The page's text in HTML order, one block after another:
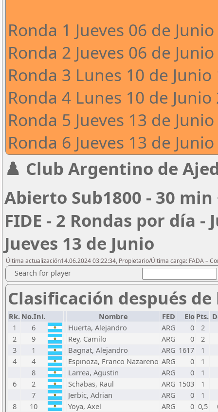
Ronda 1 Jueves 06 de
Ronda 2 Jueves 06 de
Ronda 3 Lunes 10 de Junio
Ronda 4 Lunes 10 de Junio
Ronda 5 Jueves 13 de
Ronda 6 Jueves 13 de
♟️ Club Argentino de
Abierto Sub1800 - 30 min
FIDE - 2 Rondas por día -
Jueves 13 de Junio
Última actualización14.06.2024 03:22:34, Propietario/Última carga: FADA –
Search for player
Clasificación después
Rk. No.Ini. Nombre FED Elo Pts.
1
6 Huerta, Alejandro ARG 0
2
2
9 Rey, Camilo ARG 0
2
3
1 Bagnat, Alejandro ARG 1617
1
4
4 Espinoza, Franco Nazareno ARG 0
1
8
Larrea, Agustin ARG 0
1
6
2 Schabas, Raul ARG 1503
1
7
Jerbic, Adrian ARG 0
1
8
10 Yoya, Axel ARG 0 0,5